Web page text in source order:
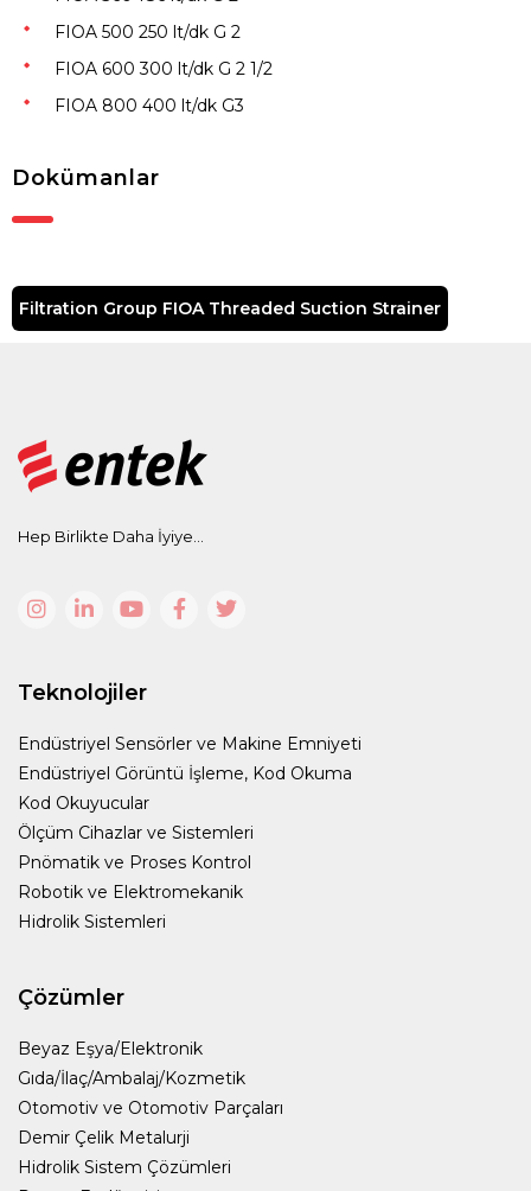
FIOA 500 250 lt/dk G 2
FIOA 600 300 lt/dk G 2 1/2
FIOA 800 400 lt/dk G3
Dokümanlar
Filtration Group FIOA Threaded Suction Strainer
Hep Birlikte Daha İyiye...
Teknolojiler
Endüstriyel Sensörler ve Makine Emniyeti
Endüstriyel Görüntü İşleme, Kod Okuma
Kod Okuyucular
Ölçüm Cihazlar ve Sistemleri
Pnömatik ve Proses Kontrol
Robotik ve Elektromekanik
Hidrolik Sistemleri
Çözümler
Beyaz Eşya/Elektronik
Gıda/İlaç/Ambalaj/Kozmetik
Otomotiv ve Otomotiv Parçaları
Demir Çelik Metalurji
Hidrolik Sistem Çözümleri